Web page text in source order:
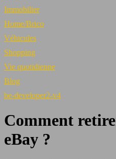
Immobilier
Home/Brico
Véhicules
Shopping
Vie quotidienne
Blog
be-developer2-v4
Comment
eBay ?